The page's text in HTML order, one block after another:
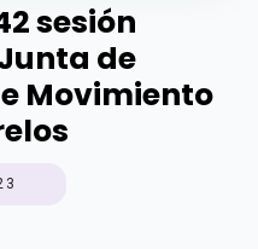
sesión
de
Movimiento